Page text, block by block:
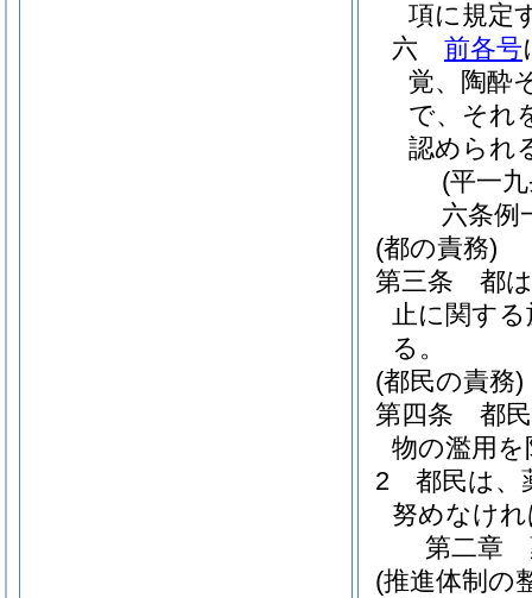
項に規定
六
前各号
覚、陶酔
で、それ
認められ
(平一
六条例
(都の責務)
第三条
都
止に関す
る。
(都民の責務)
第四条
都
物の濫用
2
都民は、
努めなけ
第二章
(推進体制の